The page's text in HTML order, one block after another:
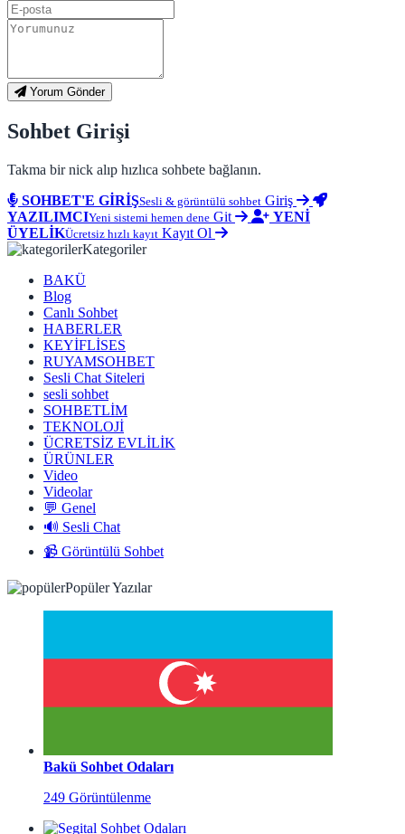
Yorum Gönder
Sohbet Girişi
Takma bir nick alıp hızlıca sohbete bağlanın.
SOHBET'E GİRİŞSesli & görüntülü sohbet Giriş
YAZILIMCIYeni sistemi hemen dene Git
YENİ
ÜYELİKÜcretsiz hızlı kayıt Kayıt Ol
Kategoriler
BAKÜ
Blog
Canlı Sohbet
HABERLER
KEYİFLİSES
RUYAMSOHBET
Sesli Chat Siteleri
sesli sohbet
SOHBETLİM
TEKNOLOJİ
ÜCRETSİZ EVLİLİK
ÜRÜNLER
Video
Videolar
💬 Genel
🔊 Sesli Chat
📹 Görüntülü Sohbet
Popüler Yazılar
Bakü Sohbet Odaları
249 Görüntülenme